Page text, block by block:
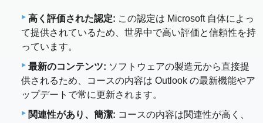
高く評価された認定: この認定は Microsoft 自体によっ
て提供されているため、世界中で高い評価と信頼性を持
っています。
最新のコンテンツ: ソフトウェアの製造元から直接提
供されるため、コースの内容は Outlook の最新機能やア
ップデートで常に更新されます。
関連性があり、簡潔: コースの内容は関連性が高く、